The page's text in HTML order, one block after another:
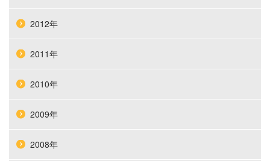
2012年
2011年
2010年
2009年
2008年